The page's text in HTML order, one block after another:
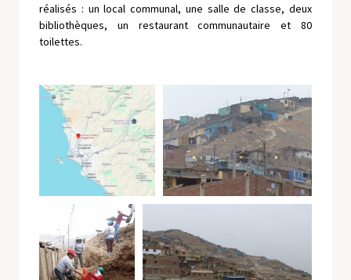
réalisés : un local communal, une salle de classe, deux
bibliothèques, un restaurant communautaire et 80
toilettes.